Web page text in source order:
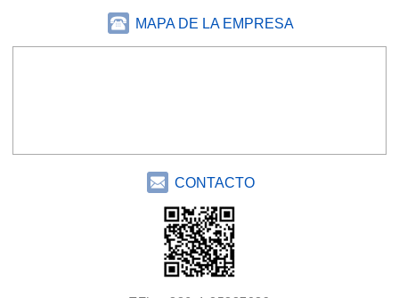
MAPA DE LA EMPRESA
CONTACTO